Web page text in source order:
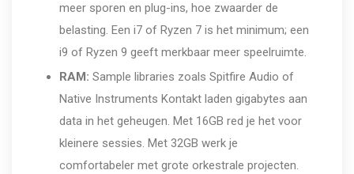
meer sporen en plug-ins, hoe zwaarder de
belasting. Een i7 of Ryzen 7 is het minimum; een
i9 of Ryzen 9 geeft merkbaar meer speelruimte.
RAM: Sample libraries zoals Spitfire Audio of
Native Instruments Kontakt laden gigabytes aan
data in het geheugen. Met 16GB red je het voor
kleinere sessies. Met 32GB werk je
comfortabeler met grote orkestrale projecten.